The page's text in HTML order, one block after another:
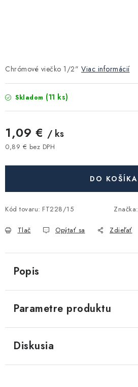
Čerpadlá a vodárne
Filtrovanie a úprava vody
Vetranie a rekuperácia
Akcie, Zľavy
Reklamačné podmienky
Podmienky ochrany osobných údajov
Obchodné podmienky požičovne náradia
Chrómové viečko 1/2" Viac informácií
Skladom (11 ks)
1,09 € / ks
0,89 € bez DPH
DO KOŠÍKA
Kód tovaru: FT228/15 Značka:
Tlač Opýtať sa Zdieľať
Popis
Parametre produktu
Diskusia